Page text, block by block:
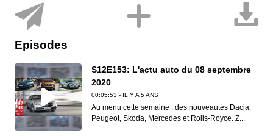
Episodes
S12E153: L'actu auto du 08 septembre
2020
00:05:53 - IL Y A 5 ANS
Au menu cette semaine : des nouveautés Dacia,
Peugeot, Skoda, Mercedes et Rolls-Royce. Z...